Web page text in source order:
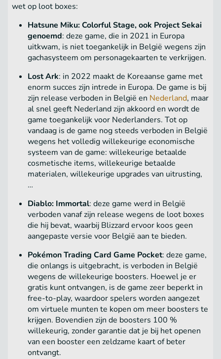
wet op loot boxes:
Hatsune Miku: Colorful Stage, ook Project Sekai
genoemd: deze game, die in 2021 in Europa
uitkwam, is niet toegankelijk in België wegens zijn
gachasysteem om personagekaarten te verkrijgen.
Lost Ark: in 2022 maakt de Koreaanse game met
enorm succes zijn intrede in Europa. De game is bij
zijn release verboden in België en Nederland, maar
al snel geeft Nederland zijn akkoord en wordt de
game toegankelijk voor Nederlanders. Tot op
vandaag is de game nog steeds verboden in België
wegens het volledig willekeurige economische
systeem van de game: willekeurige betaalde
cosmetische items, willekeurige betaalde
materialen, willekeurige upgrades van uitrusting,
…
Diablo: Immortal: deze game werd in België
verboden vanaf zijn release wegens de loot boxes
die hij bevat, waarbij Blizzard ervoor koos geen
aangepaste versie voor België aan te bieden.
Pokémon Trading Card Game Pocket: deze game,
die onlangs is uitgebracht, is verboden in België
wegens de willekeurige boosters. Hoewel je er
gratis kunt ontvangen, is de game zeer beperkt in
free-to-play, waardoor spelers worden aangezet
om virtuele munten te kopen om meer boosters te
krijgen. Bovendien zijn de boosters 100 %
willekeurig, zonder garantie dat je bij het openen
van een booster een zeldzame kaart of beter
ontvangt.